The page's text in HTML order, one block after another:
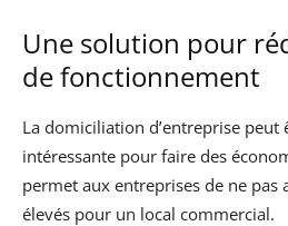
Une solution pour
de fonctionnement
La domiciliation d’entreprise
intéressante pour faire des
permet aux entreprises de ne pas
élevés pour un local commercial.